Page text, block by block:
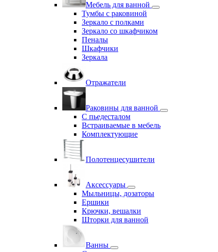
Мебель для ванной
Тумбы с раковиной
Зеркало с полками
Зеркало со шкафчиком
Пеналы
Шкафчики
Зеркала
Отражатели
Раковины для ванной
С пьедесталом
Встраиваемые в мебель
Комплектующие
Полотенцесушители
Аксессуары
Мыльницы, дозаторы
Ершики
Крючки, вешалки
Шторки для ванной
Ванны